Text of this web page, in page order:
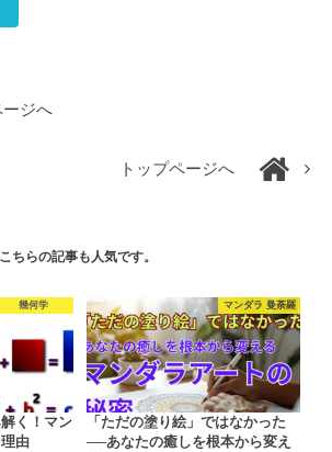
ージへ
トップページへ
こちらの記事も人気です。
幾何学
く！マン
由
マンダラ 曼荼羅
「ただの塗り絵」ではなかった
──あなたの癒しを根本から変え